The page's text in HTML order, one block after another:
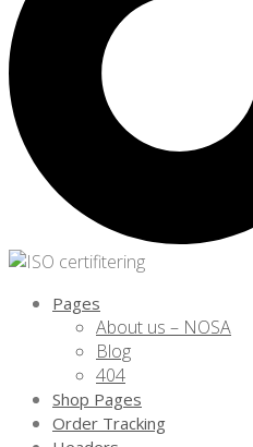
Pages
About us – NOSA
Blog
404
Shop Pages
Order Tracking